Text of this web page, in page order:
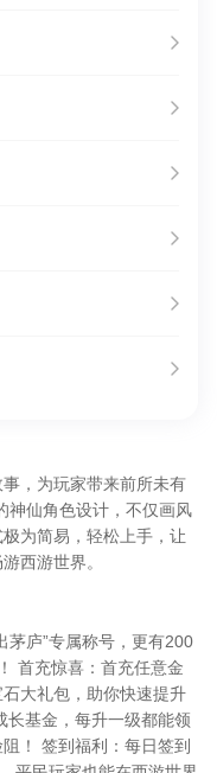
，为玩家带来前所未有
神仙角色设计，不仅画风
为简易，轻松上手，让
西游世界。
茅庐”专属称号，更有200
首充惊喜：首充任意金
大礼包，助你快速提升
长基金，每升一级都能领
！ 签到福利：每日签到